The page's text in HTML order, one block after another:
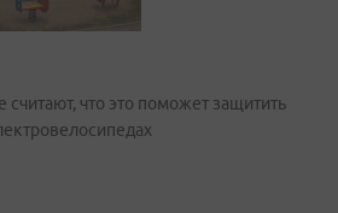
что это поможет защитить